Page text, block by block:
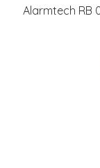
Alarmtech RB